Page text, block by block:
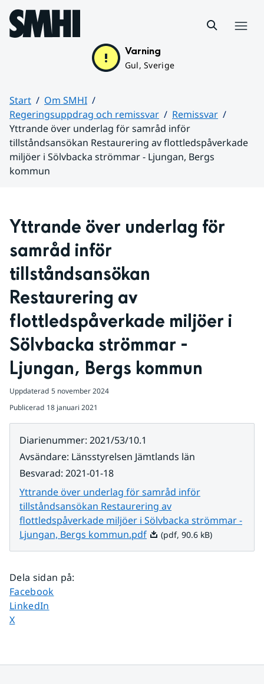
Hoppa till sidans innehåll
Varning
Gul, Sverige
Start
Om SMHI
Regeringsuppdrag och remissvar
Remissvar
Yttrande över underlag för samråd inför
tillståndsansökan Restaurering av flottledspåverkade
miljöer i Sölvbacka strömmar - Ljungan, Bergs
kommun
Yttrande över underlag för
samråd inför
tillståndsansökan
Restaurering av
flottledspåverkade miljöer i
Sölvbacka strömmar -
Ljungan, Bergs kommun
Uppdaterad 5 november 2024
Publicerad 18 januari 2021
Diarienummer: 2021/53/10.1
Avsändare: Länsstyrelsen Jämtlands län
Besvarad: 2021-01-18
Yttrande över underlag för samråd inför
tillståndsansökan Restaurering av
flottledspåverkade miljöer i Sölvbacka strömmar -
Ljungan, Bergs kommun.pdfPdf, 90.6 kB.
(pdf, 90.6 kB)
Dela sidan på:
Dela sidan på
Facebook
Dela sidan på
LinkedIn
Dela sidan på
X